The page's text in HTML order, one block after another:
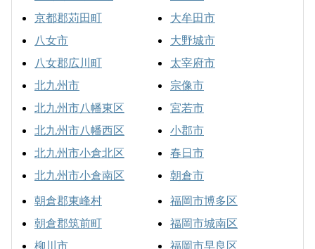
京都郡苅田町
八女市
八女郡広川町
北九州市
北九州市八幡東区
北九州市八幡西区
北九州市小倉北区
北九州市小倉南区
大牟田市
大野城市
太宰府市
宗像市
宮若市
小郡市
春日市
朝倉市
朝倉郡東峰村
朝倉郡筑前町
柳川市
福岡市博多区
福岡市城南区
福岡市早良区